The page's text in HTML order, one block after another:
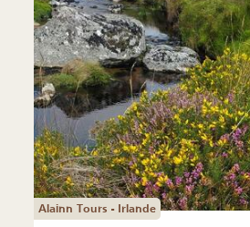
Alainn Tours - Irlande